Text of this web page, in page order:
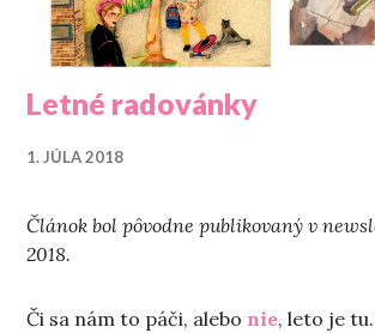
Letné radovánky
1. JÚLA 2018
Článok bol pôvodne publikovaný v
2018.
Či sa nám to páči, alebo nie, leto je